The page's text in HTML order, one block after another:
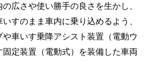
広さや使い勝手の良さを生かし、
すのまま車内に乗り込めるよう、
車いす乗降アシスト装置（電動ウ
定装置（電動式）を装備した車両